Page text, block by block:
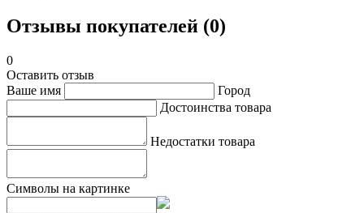
Отзывы покупателей (0)
0
Оставить отзыв
Ваше имя
Город
Достоинства товара
Недостатки товара
Символы на картинке